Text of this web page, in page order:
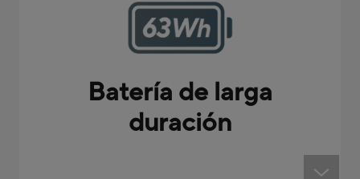
Batería de larga
duración